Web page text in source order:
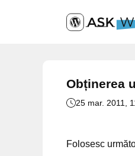
Obținerea
25 mar. 2011 ,
Folosesc